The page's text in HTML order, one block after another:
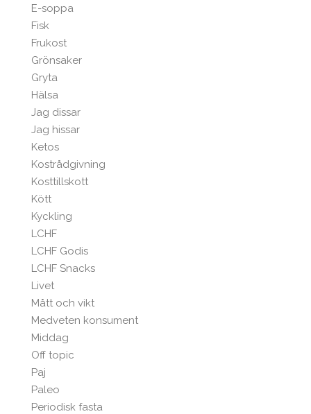
E-soppa
Fisk
Frukost
Grönsaker
Gryta
Hälsa
Jag dissar
Jag hissar
Ketos
Kostrådgivning
Kosttillskott
Kött
Kyckling
LCHF
LCHF Godis
LCHF Snacks
Livet
Mått och vikt
Medveten konsument
Middag
Off topic
Paj
Paleo
Periodisk fasta